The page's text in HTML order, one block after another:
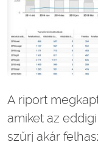
A riport
amiket az
szűrj akár